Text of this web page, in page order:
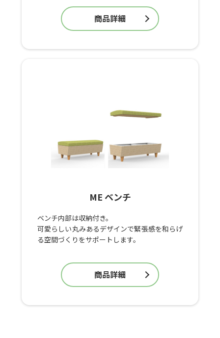
商品詳細
ME ベンチ
ベンチ内部は収納付き。
可愛らしい丸みあるデザインで緊張感を和らげ
る空間づくりをサポートします。
商品詳細